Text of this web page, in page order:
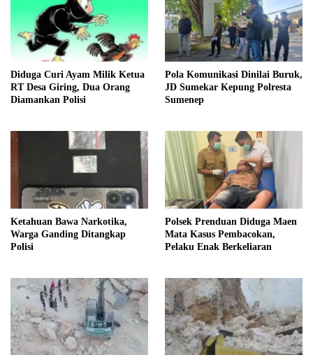
Diduga Curi Ayam Milik Ketua
RT Desa Giring, Dua Orang
Diamankan Polisi
Pola Komunikasi Dinilai Buruk,
JD Sumekar Kepung Polresta
Sumenep
Ketahuan Bawa Narkotika,
Warga Ganding Ditangkap
Polisi
Polsek Prenduan Diduga Maen
Mata Kasus Pembacokan,
Pelaku Enak Berkeliaran